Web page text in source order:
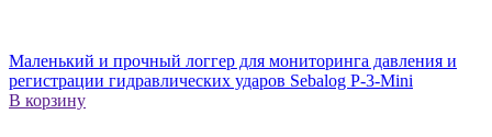
Маленький и прочный логгер для мониторинга давления и
регистрации гидравлических ударов Sebalog P-3-Mini
В корзину